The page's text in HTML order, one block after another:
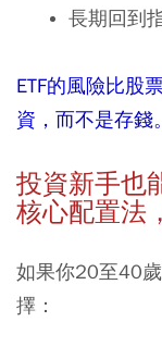
長期回到
ETF的風險比股
資，而不是存錢。
投資新手也
核心配置法
如果你20至40
擇：